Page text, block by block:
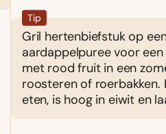
Tip
Gril hertenbiefstuk op
aardappelpuree voor
met rood fruit in een
roosteren of roerbakken.
eten, is hoog in eiwit en